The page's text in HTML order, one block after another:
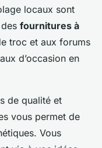
locaux sont
fournitures à
troc et aux forums
d’occasion en
de qualité et
vous permet de
Vous